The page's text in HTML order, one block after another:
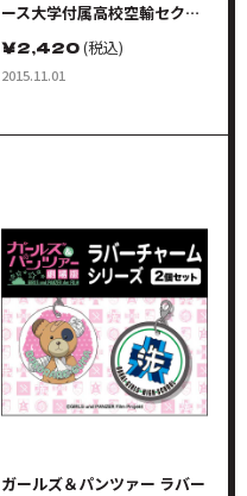
ース大学付属高校空輸セクシ
ョンマグネット
￥2,420(税込)
2015.11.01
ガールズ＆パンツァー ラバー